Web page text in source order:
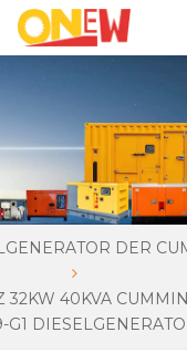
DER
32KW 40KVA
G1